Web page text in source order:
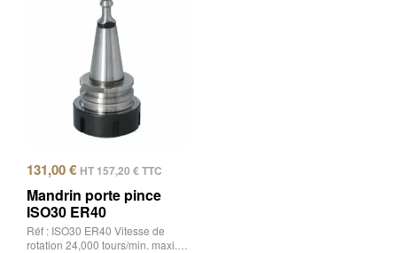
131,00€ HT 157,20 €TTC
Mandrin porte pince
ISO30 ER40
Réf : ISO30 ER40 Vitesse de
rotation 24,000 tours/min. maxi.…